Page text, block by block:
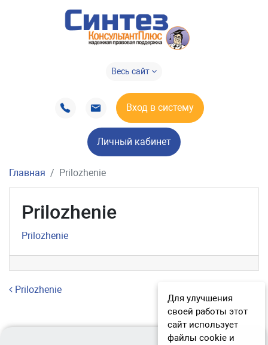
Весь сайт
Вход в систему
Личный кабинет
Главная Prilozhenie
Prilozhenie
Prilozhenie
Навигация по записям
Prilozhenie
Для улучшения
своей работы этот
сайт использует
файлы cookie и